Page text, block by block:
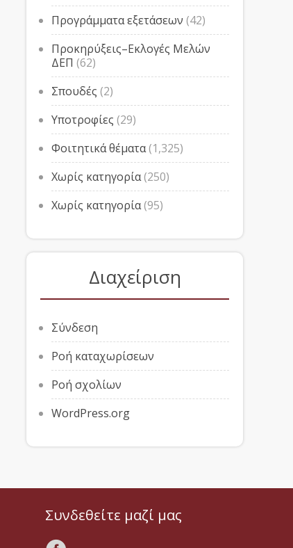
Προγράμματα εξετάσεων (42)
Προκηρύξεις–Εκλογές Μελών
ΔΕΠ (62)
Σπουδές (2)
Υποτροφίες (29)
Φοιτητικά θέματα(1,325)
Χωρίς κατηγορία(250)
Χωρίς κατηγορία(95)
Διαχείριση
Σύνδεση
Ροή καταχωρίσεων
Ροή σχολίων
WordPress.org
Συνδεθείτε μαζί μας